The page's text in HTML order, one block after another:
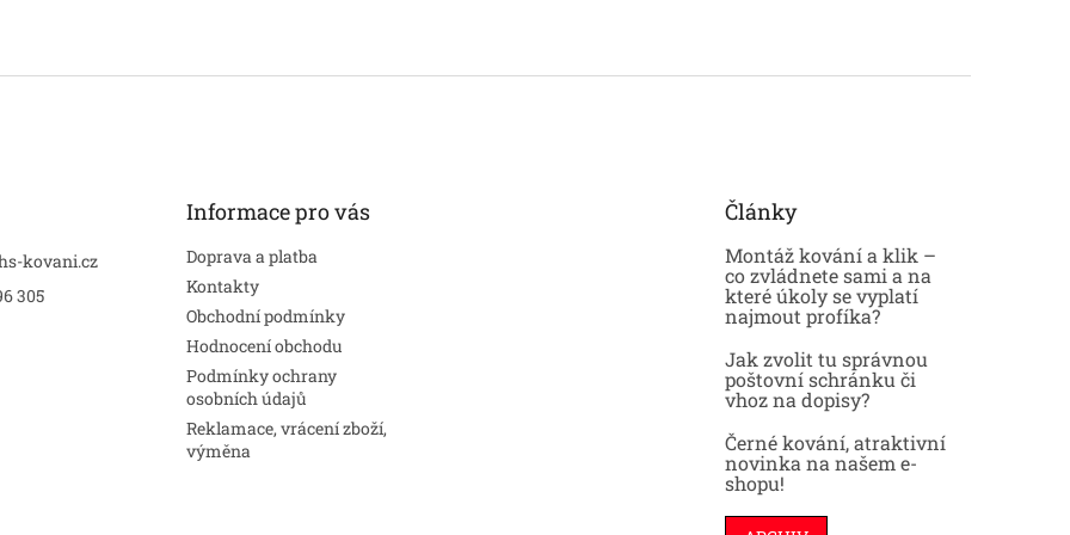
kovani.cz
305
Informace pro vás
Doprava a platba
Kontakty
Obchodní podmínky
Hodnocení obchodu
Podmínky ochrany
osobních údajů
Reklamace, vrácení zboží,
výměna
Články
Montáž kování a klik –
co zvládnete sami a na
které úkoly se vyplatí
najmout profíka?
Jak zvolit tu správnou
poštovní schránku či
vhoz na dopisy?
Černé kování, atraktivní
novinka na našem e-
shopu!